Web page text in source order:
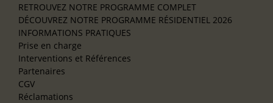
RETROUVEZ NOTRE PROGRAMME COMPLET
DÉCOUVREZ NOTRE PROGRAMME RÉSIDENTIEL 2026
INFORMATIONS PRATIQUES
Prise en charge
Interventions et Références
Partenaires
CGV
Réclamations